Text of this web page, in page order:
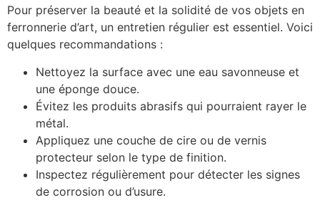
Pour préserver la beauté et la solidité de vos objets en
ferronnerie d’art, un entretien régulier est essentiel. Voici
quelques recommandations :
Nettoyez la surface avec une eau savonneuse et
une éponge douce.
Évitez les produits abrasifs qui pourraient rayer le
métal.
Appliquez une couche de cire ou de vernis
protecteur selon le type de finition.
Inspectez régulièrement pour détecter les signes
de corrosion ou d’usure.